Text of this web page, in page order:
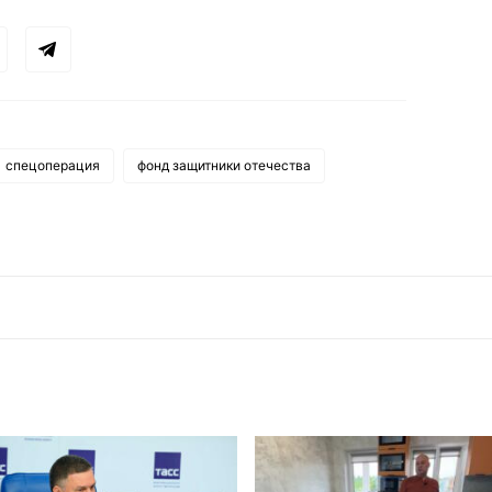
спецоперация фонд защитники отечества